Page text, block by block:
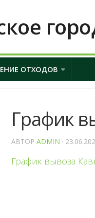
ОТХОДОВ
График
АВТОР ADMIN ·
График вывоза